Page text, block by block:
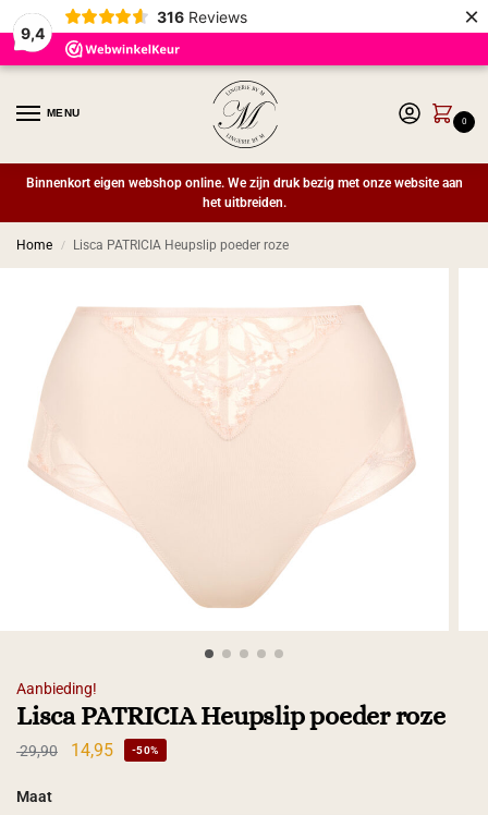
9,4
316 Reviews ×
MENU
0
Binnenkort eigen webshop online. We zijn druk bezig met onze website aan
het uitbreiden.
Home / Lisca PATRICIA Heupslip poeder roze
Aanbieding!
Lisca PATRICIA Heupslip poeder roze
29,90 14,95 -50%
Maat